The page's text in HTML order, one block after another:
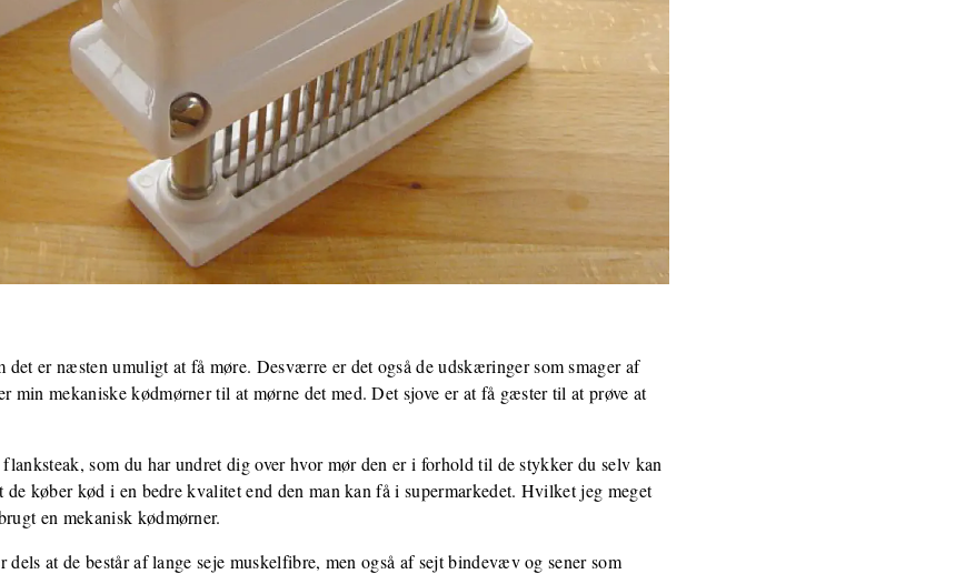
det er næsten umuligt at få møre. Desværre er det også de udskæringer som smager af
min mekaniske kødmørner til at mørne det med. Det sjove er at få gæster til at prøve at
som du har undret dig over hvor mør den er i forhold til de stykker du selv kan
køber kød i en bedre kvalitet end den man kan få i supermarkedet. Hvilket jeg meget
en mekanisk kødmørner.
dels at de består af lange seje muskelfibre, men også af sejt bindevæv og sener som